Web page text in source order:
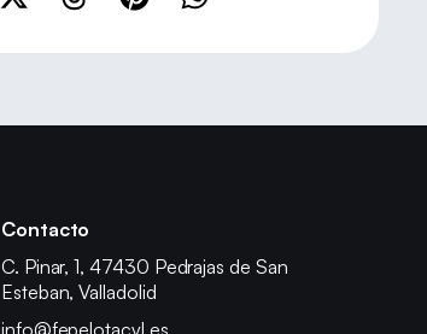
Contacto
C. Pinar, 1, 47430 Pedrajas de San
Esteban, Valladolid